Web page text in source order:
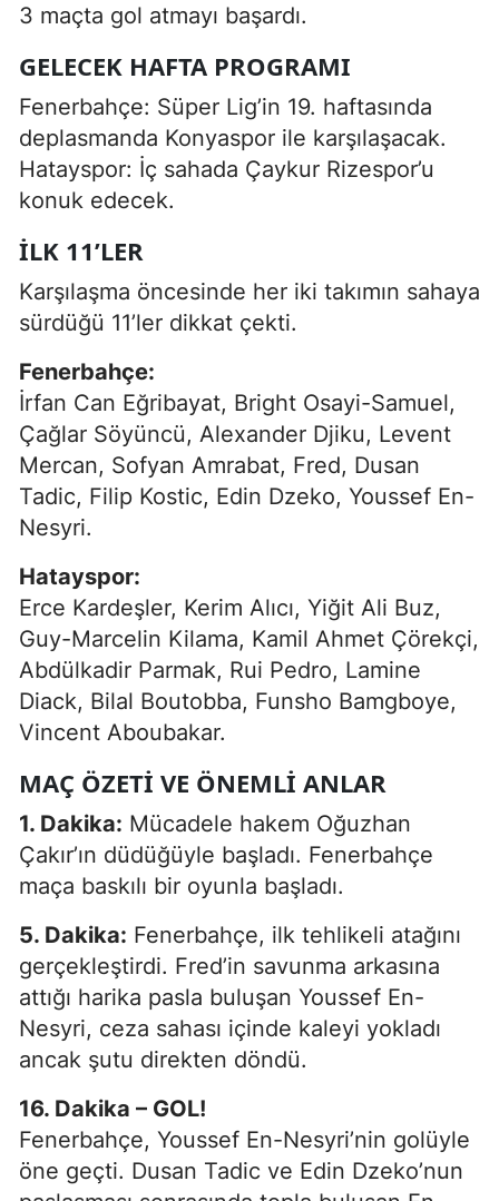
3 maçta gol atmayı başardı.
GELECEK HAFTA PROGRAMI
Fenerbahçe: Süper Lig’in 19. haftasında
deplasmanda Konyaspor ile karşılaşacak.
Hatayspor: İç sahada Çaykur Rizespor’u
konuk edecek.
İLK 11’LER
Karşılaşma öncesinde her iki takımın sahaya
sürdüğü 11’ler dikkat çekti.
Fenerbahçe:
İrfan Can Eğribayat, Bright Osayi-Samuel,
Çağlar Söyüncü, Alexander Djiku, Levent
Mercan, Sofyan Amrabat, Fred, Dusan
Tadic, Filip Kostic, Edin Dzeko, Youssef En-
Nesyri.
Hatayspor:
Erce Kardeşler, Kerim Alıcı, Yiğit Ali Buz,
Guy-Marcelin Kilama, Kamil Ahmet Çörekçi,
Abdülkadir Parmak, Rui Pedro, Lamine
Diack, Bilal Boutobba, Funsho Bamgboye,
Vincent Aboubakar.
MAÇ ÖZETI VE ÖNEMLI ANLAR
1. Dakika: Mücadele hakem Oğuzhan
Çakır’ın düdüğüyle başladı. Fenerbahçe
maça baskılı bir oyunla başladı.
5. Dakika: Fenerbahçe, ilk tehlikeli atağını
gerçekleştirdi. Fred’in savunma arkasına
attığı harika pasla buluşan Youssef En-
Nesyri, ceza sahası içinde kaleyi yokladı
ancak şutu direkten döndü.
16. Dakika – GOL!
Fenerbahçe, Youssef En-Nesyri’nin golüyle
öne geçti. Dusan Tadic ve Edin Dzeko’nun